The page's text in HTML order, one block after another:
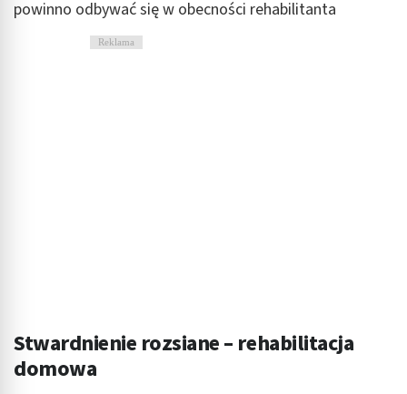
powinno odbywać się w obecności rehabilitanta
Reklama
Stwardnienie rozsiane – rehabilitacja
domowa